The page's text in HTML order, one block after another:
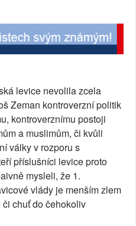
levice nevolila zcela
Zeman kontroverzní politik
kontroverznímu postoji
a muslimům, či kvůli
války v rozporu s
příslušníci levice proto
mysleli, že 1.
vlády je menším zlem
chuť do čehokoliv